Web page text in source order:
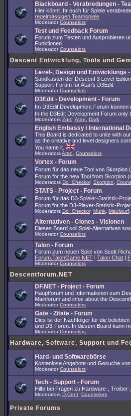
Blackboard - Verabredungen -
Hier könnt Ihr euch für Spiele
regelmässigen Teamspiele
Moderator Counselors
Test und Feedback Forum
Forum zum Testen und Ausprobieren
Funktionen.
Moderator Counselors
Descent Entwicklung, Tools und
Level-, Design und Entwicklungs
Sandkasten der Descent 3 Level-
Support-Forum für Atan's D3Edit.
Moderator Counselors
D3Edit - Development - Forum
Im D3Edit Development Forum
In the D3Edit Development Forum
Moderators Zorc Atan Dark
English Embassy / International
This Board is dedicated to unite with
as the creative and level designers
You name it.
ModeratorsAtan Counselors
Vortex - Forum
Forum für das neue Tool von Skorpion
Forum for the new Tool from Skorpion
Moderators Do_Checkor, Skorpion
STATS - Project - Forum
Forum für das D3-Spieler-Statistik-
Forum for the D3-Player-Statistic-
Moderators Do_Checkor, Munk Maulwurf
Alternativen - Clones - Visionen
Dieses Board soll Spiel-Alternativen
Moderator Counselors
Talon - Forum
Forum zum neuen Spiel von Scott
Forum.TalonGame.NET | Talon Chat |
Moderator Counselors
Descentforum.NET
DF.NET - Project - Forum
Hauptforum und Informationen zum
Mainforum and infos about the
Moderator Counselors
Gate - Zitate - Forum
Dies ist der Nachfolger für die
und D3-Foren. In diesem Board kann
Moderator Counselors
Hardware, Software, Support und
Hard- und Softwarebörse
Kostenlose Angebote und Gesuche
Moderator Counselors
Tech - Support - Forum
Hilfe bei Fragen zu Hardware-,
Moderators D.Cent Counselors
Private Forums